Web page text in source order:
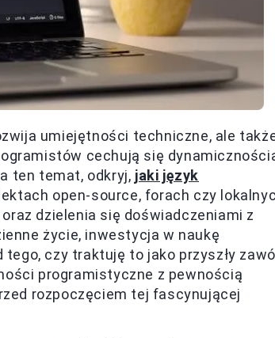
umiejętności techniczne, ale
cechują się
ten temat, odkryj, jaki język
open-source, forach czy
dzielenia się doświadczeniami z
życie, inwestycja w naukę
czy traktuję to jako przyszły
programistyczne z pewnością
rozpoczęciem tej fascynującej